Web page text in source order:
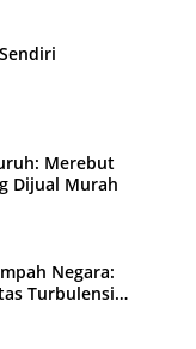
Merebut
Dijual Murah
Negara:
Turbulensi